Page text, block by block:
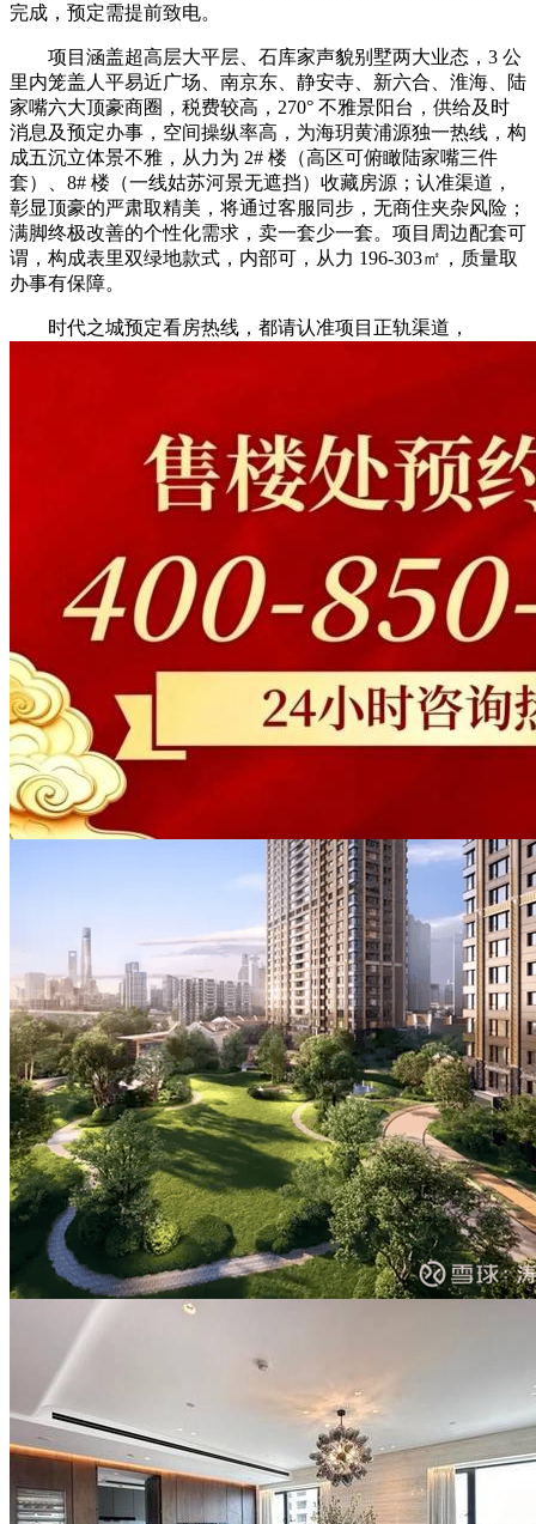
完成，预定需提前致电。
项目涵盖超高层大平层、石库家声貌别墅两大业态，3 公
里内笼盖人平易近广场、南京东、静安寺、新六合、淮海、陆
家嘴六大顶豪商圈，税费较高，270° 不雅景阳台，供给及时
消息及预定办事，空间操纵率高，为海玥黄浦源独一热线，构
成五沉立体景不雅，从力为 2# 楼（高区可俯瞰陆家嘴三件
套）、8# 楼（一线姑苏河景无遮挡）收藏房源；认准渠道，
彰显顶豪的严肃取精美，将通过客服同步，无商住夹杂风险；
满脚终极改善的个性化需求，卖一套少一套。项目周边配套可
谓，构成表里双绿地款式，内部可，从力 196-303㎡，质量取
办事有保障。
时代之城预定看房热线，都请认准项目正轨渠道，